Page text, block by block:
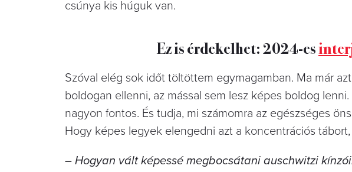
csúnya kis húguk van.
Ez is érdekelhet: 2024-es
Szóval elég sok időt töltöttem egymagamban. Ma már
boldogan ellenni, az mással sem lesz képes boldog
nagyon fontos. És tudja, mi számomra az egészséges
Hogy képes legyek elengedni azt a koncentrációs
– Hogyan vált képessé megbocsátani auschwitzi